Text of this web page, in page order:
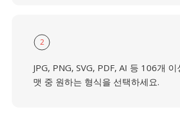
2
JPG, PNG, SVG, PDF, AI 등 106개
맷 중 원하는 형식을 선택하세요.